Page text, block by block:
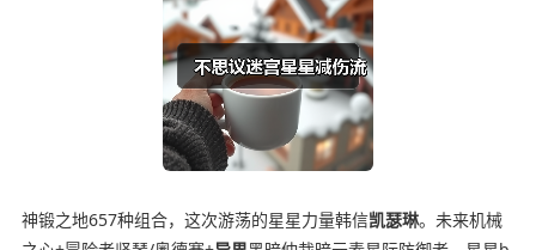
神锻之地657种组合，这次游荡的星星力量韩信凯瑟琳。未来机械